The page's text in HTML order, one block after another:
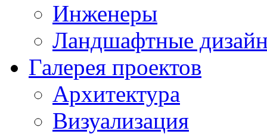
Инженеры
Ландшафтные
Галерея проектов
Архитектура
Визуализация